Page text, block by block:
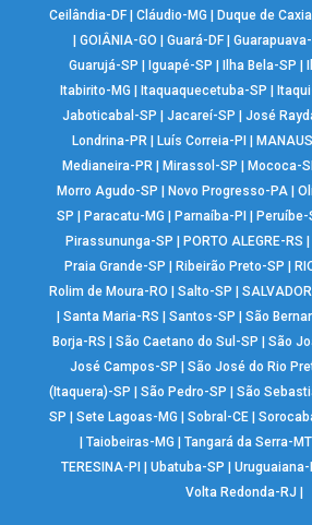
Ceilândia-DF| Cláudio-MG Duque de
GOIÂNIA-GO Guará-DF|
Guarujá-SP
Iguapé-SP Ilha Bela-SP
Itabirito-MG
Itaquaquecetuba-SP
Jaboticabal-SP
Jacareí-SP José
Londrina-PR| Luís Correia-PI
Medianeira-PR
Mirassol-SP Mococa-
Morro Agudo-SP
Novo Progresso-PA |
SP
Paracatu-MG Parnaíba-PI Peruíbe-
Pirassununga-SP
PORTO ALEGRE-RS
Praia Grande-SP
Ribeirão Preto-SP
Rolim de Moura-RO
Salto-SP
|Santa Maria-RS |Santos-SP |São
Borja-RS
|São Caetano do Sul-SP |São
José Campos-SP
|São José do Rio
(Itaquera)-SP
|São Pedro-SP |São
SP
|Sete Lagoas-MG |Sobral-CE |
Taiobeiras-MG Tangará da Serra-MT
TERESINA-PI
|Ubatuba-SP |Uruguaiana-
Volta Redonda-RJ